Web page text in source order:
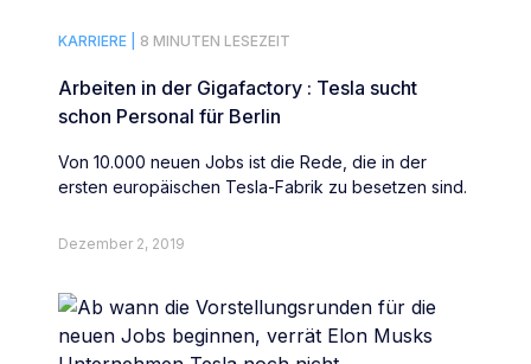
KARRIERE | 8 MINUTEN LESEZEIT
Arbeiten in der Gigafactory : Tesla sucht
schon Personal für Berlin
Von 10.000 neuen Jobs ist die Rede, die in der
ersten europäischen Tesla-Fabrik zu besetzen sind.
Dezember 2, 2019